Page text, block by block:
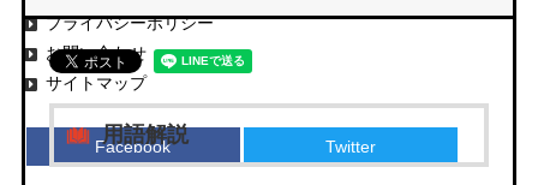
プライバシーポリシー
お問い合わせ
サイトマップ
Facebook Twitter
用語解説